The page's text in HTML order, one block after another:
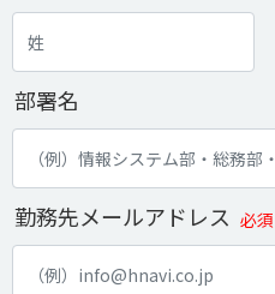
部署名
勤務先メールアドレス 必須